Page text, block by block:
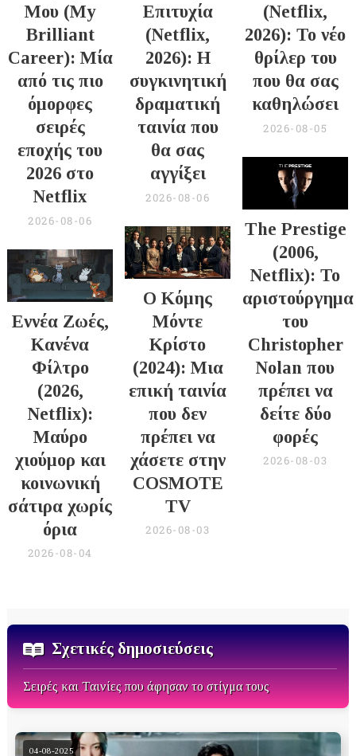
Μου (My
Brilliant
Career): Μία
από τις πιο
όμορφες
σειρές
εποχής του
2026 στο
Netflix
2026-08-06
Επιτυχία
(Netflix,
2026): Η
συγκινητική
δραματική
ταινία που
θα σας
αγγίξει
2026-08-06
(Netflix,
2026): Το νέο
θρίλερ του
που θα σας
καθηλώσει
2026-08-05
Εννέα Ζωές,
Κανένα
Φίλτρο
(2026,
Netflix):
Μαύρο
χιούμορ και
κοινωνική
σάτιρα χωρίς
όρια
2026-08-04
Ο Κόμης
Μόντε
Κρίστο
(2024): Μια
επική ταινία
που δεν
πρέπει να
χάσετε στην
COSMOTE
TV
2026-08-03
The Prestige
(2006,
Netflix): Το
αριστούργημα
του
Christopher
Nolan που
πρέπει να
δείτε δύο
φορές
2026-08-03
Σχετικές δημοσιεύσεις
Σειρές και Ταινίες που άφησαν το στίγμα τους
04-08-2025